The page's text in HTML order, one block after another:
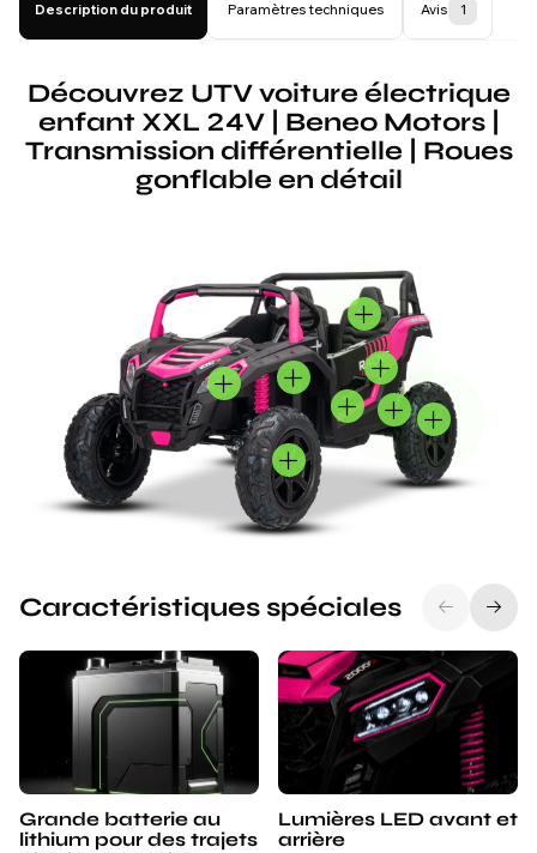
Description du produit Paramètres techniques Avis 1
Découvrez UTV voiture électrique
enfant XXL 24V | Beneo Motors |
Transmission différentielle | Roues
gonflable en détail
Caractéristiques spéciales
Grande batterie au
lithium pour des trajets
Lumières LED avant et
arrière